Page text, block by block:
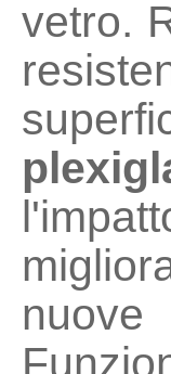
vetro.